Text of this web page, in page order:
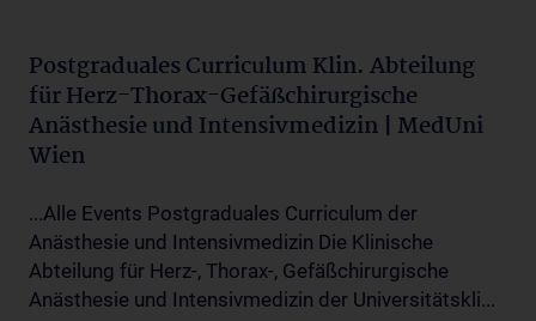
Postgraduales Curriculum Klin. Abteilung
für Herz-Thorax-Gefäßchirurgische
Anästhesie und Intensivmedizin | MedUni
Wien
...Alle Events Postgraduales Curriculum der
Anästhesie und Intensivmedizin Die Klinische
Abteilung für Herz-, Thorax-, Gefäßchirurgische
Anästhesie und Intensivmedizin der Universitätskli...